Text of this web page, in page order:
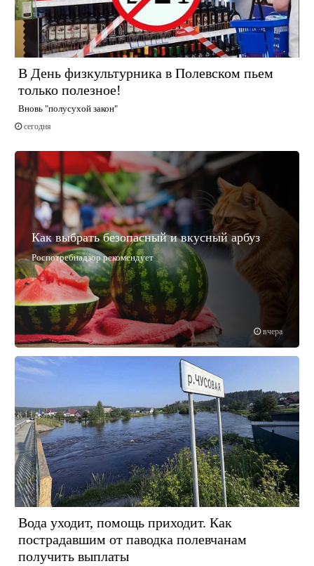
В День физкультурника в Полевском пьем
только полезное!
Вновь "полусухой закон"
сегодня
вчера
Как выбрать безопасный и вкусный арбуз
Роспотребнадзор рекомендует
Вода уходит, помощь приходит. Как
пострадавшим от паводка полевчанам
получить выплаты